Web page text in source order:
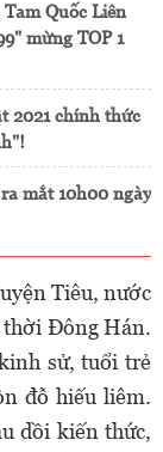
Quốc Liên
mừng TOP 1
2021 chính thức
mắt 10h00 ngày
Tiêu, nước
thời Đông Hán.
sử, tuổi trẻ
đỗ hiếu liêm.
dồi kiến thức,